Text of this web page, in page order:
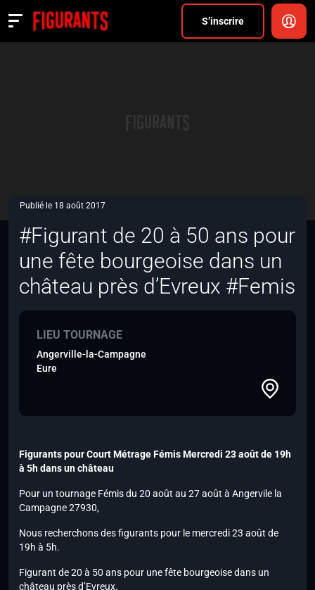
S’inscrire
Actualités
Publié le 18 août 2017
#Figurant de 20 à 50 ans pour
une fête bourgeoise dans un
château près d’Evreux #Femis
LIEU TOURNAGE
Angerville-la-Campagne
Eure
Figurants pour Court Métrage Fémis Mercredi 23 août de 19h
à 5h dans un château
Pour un tournage Fémis du 20 août au 27 août à Angervile la
Campagne 27930,
Nous recherchons des figurants pour le mercredi 23 août de
19h à 5h.
Figurant de 20 à 50 ans pour une fête bourgeoise dans un
château près d’Evreux.